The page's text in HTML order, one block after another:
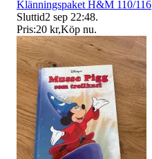
Klänningspaket H&M 110/116
Sluttid2 sep 22:48.
Pris:20 kr,Köp nu.